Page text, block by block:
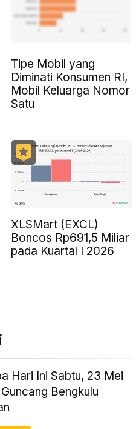
Tipe Mobil yang
Diminati Konsumen RI,
Mobil Keluarga Nomor
Satu
XLSMart (EXCL)
Boncos Rp691,5 Miliar
pada Kuartal I 2026
Hari Ini Sabtu, 23 Mei
Bengkulu